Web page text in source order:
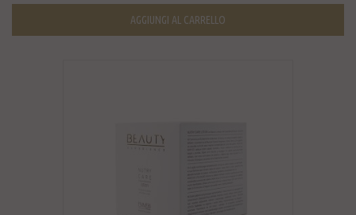
AGGIUNGI AL CARRELLO